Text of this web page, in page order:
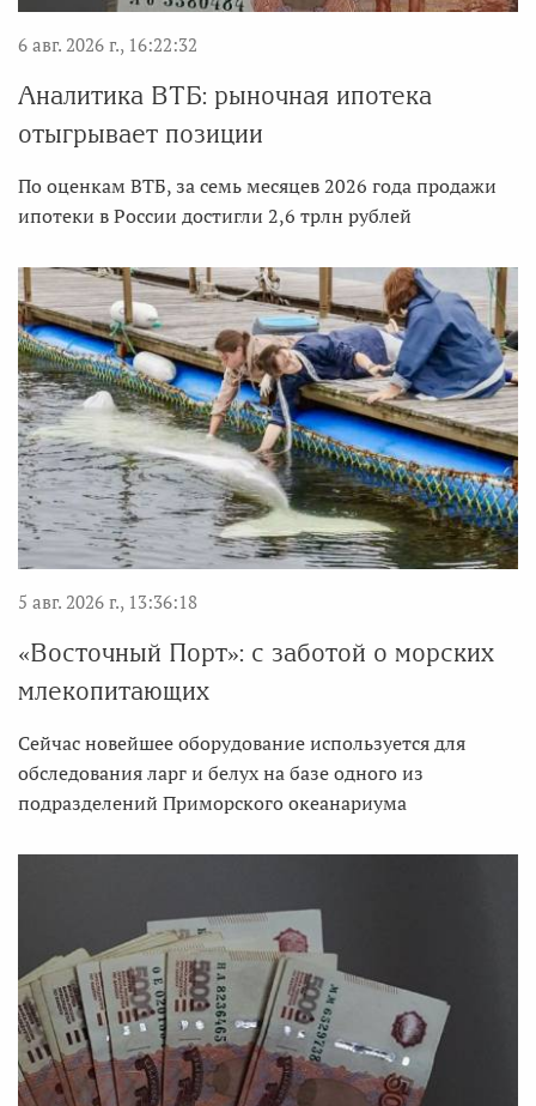
6 авг. 2026 г., 16:22:32
Аналитика ВТБ: рыночная ипотека
отыгрывает позиции
По оценкам ВТБ, за семь месяцев 2026 года продажи
ипотеки в России достигли 2,6 трлн рублей
5 авг. 2026 г., 13:36:18
«Восточный Порт»: с заботой о морских
млекопитающих
Сейчас новейшее оборудование используется для
обследования ларг и белух на базе одного из
подразделений Приморского океанариума